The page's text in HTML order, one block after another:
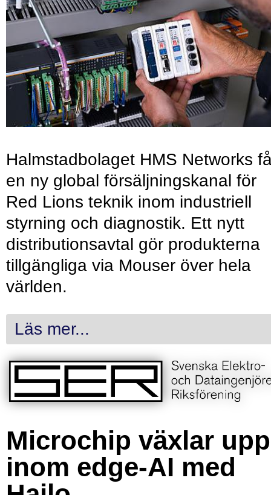
Halmstadbolaget HMS Networks
en ny global försäljningskanal för
Red Lions teknik inom industriell
styrning och diagnostik. Ett nytt
distributionsavtal gör produkterna
tillgängliga via Mouser över hela
världen.
Läs mer...
Microchip växlar upp
inom edge-AI med